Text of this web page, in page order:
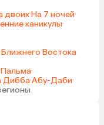
двоих·На 7 ночей·
каникулы·
Востока
·
·Дибба·Абу-Даби·